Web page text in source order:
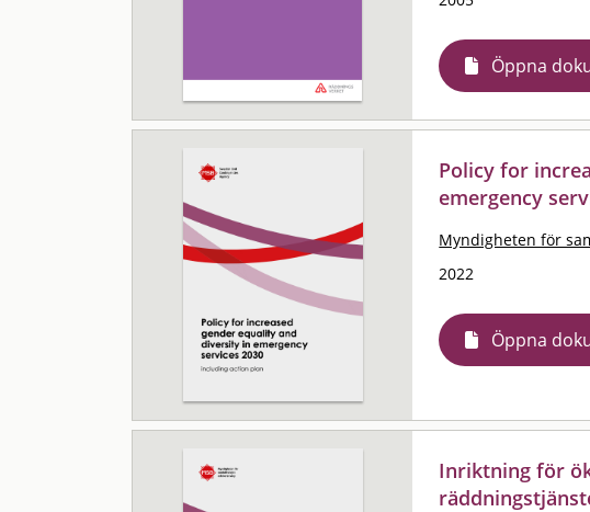
Öppna
Policy for
emergency
Myndigheten för
2022
Öppna
Inriktning för